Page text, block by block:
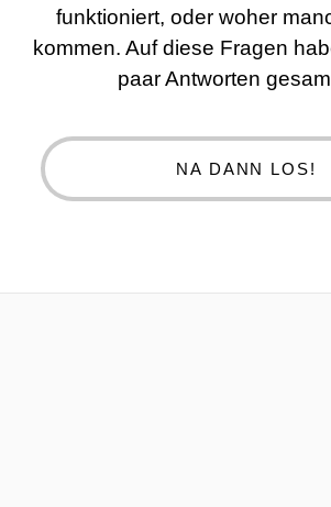
funktioniert, oder woher
kommen. Auf diese Fragen
paar Antworten
NA DANN LOS!